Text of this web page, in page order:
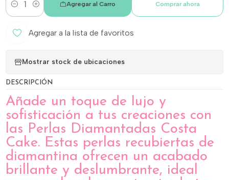
Cantidad
Agregar al Carro Comprar ahora
Agregar a la lista de favoritos
Mostrar stock de ubicaciones
DESCRIPCIÓN
Añade un toque de lujo y
sofisticación a tus creaciones con
las Perlas Diamantadas Costa
Cake. Estas perlas recubiertas de
diamantina ofrecen un acabado
brillante y deslumbrante, ideal